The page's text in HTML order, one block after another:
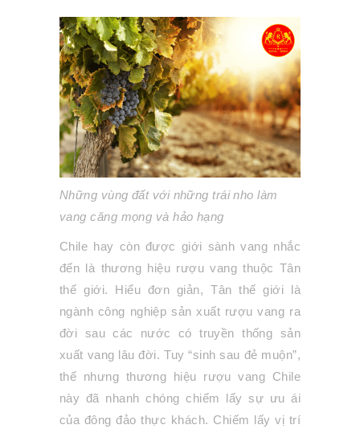
Những vùng đất với những trái nho làm
vang căng mọng và hảo hạng
Chile hay còn được giới sành vang nhắc
đến là thương hiệu rượu vang thuộc Tân
thế giới. Hiểu đơn giản, Tân thế giới là
ngành công nghiệp sản xuất rượu vang ra
đời sau các nước có truyền thống sản
xuất vang lâu đời. Tuy “sinh sau đẻ muộn”,
thế nhưng thương hiệu rượu vang Chile
này đã nhanh chóng chiếm lấy sự ưu ái
của đông đảo thực khách. Chiếm lấy vị trí